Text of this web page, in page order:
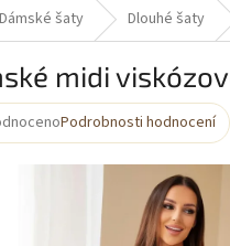
Dámské šaty Dlouhé šaty
midi
Podrobnosti hodnocení